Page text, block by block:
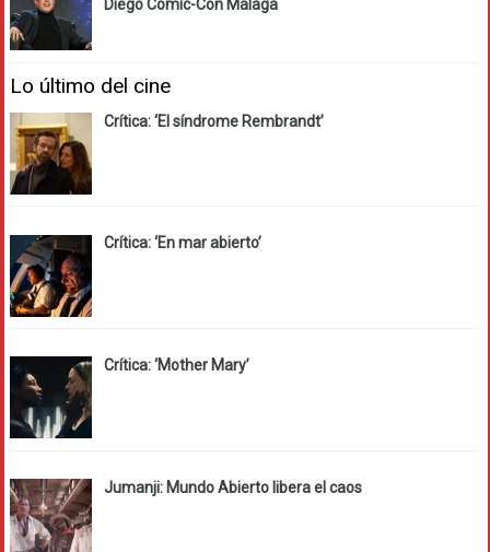
Diego Comic-Con Málaga
Lo último del cine
Crítica: ‘El síndrome Rembrandt’
Crítica: ‘En mar abierto’
Crítica: ‘Mother Mary’
Jumanji: Mundo Abierto libera el caos